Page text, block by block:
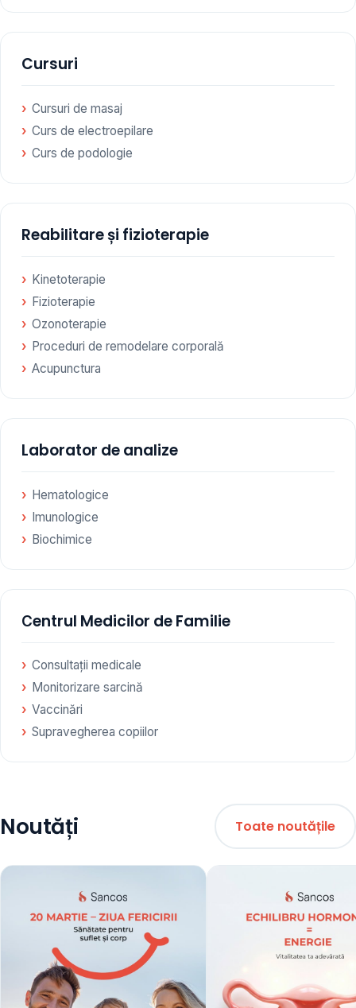
Cursuri
Cursuri de masaj
Curs de electroepilare
Curs de podologie
Reabilitare și fizioterapie
Kinetoterapie
Fizioterapie
Ozonoterapie
Proceduri de remodelare corporală
Acupunctura
Laborator de analize
Hematologice
Imunologice
Biochimice
Сentrul Medicilor de Familie
Consultații medicale
Monitorizare sarcină
Vaccinări
Supravegherea copiilor
Noutăți Toate noutățile